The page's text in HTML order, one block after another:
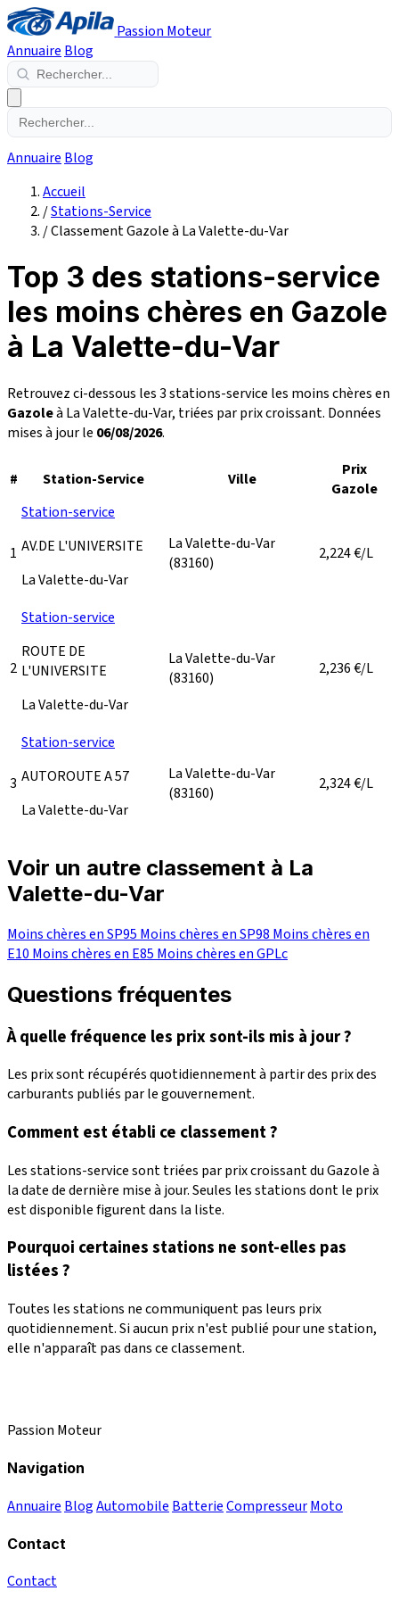
Passion Moteur
Annuaire Blog
Annuaire Blog
Accueil
/Stations-Service
/Classement Gazole à La Valette-du-Var
Top 3 des stations-service
les moins chères en Gazole
à La Valette-du-Var
Retrouvez ci-dessous les 3 stations-service les moins chères en
Gazoleà La Valette-du-Var, triées par prix croissant. Données
mises à jour le 06/08/2026.
# Station-Service Ville
Prix
Gazole
1
Station-service
AV.DE L'UNIVERSITE
La Valette-du-Var
La Valette-du-Var
(83160)
2,224€/L
2
Station-service
ROUTE DE
L'UNIVERSITE
La Valette-du-Var
La Valette-du-Var
(83160)
2,236€/L
3
Station-service
AUTOROUTE A 57
La Valette-du-Var
La Valette-du-Var
(83160)
2,324€/L
Voir un autre classement à La
Valette-du-Var
Moins chères en SP95 Moins chères en SP98 Moins chères en
E10 Moins chères en E85 Moins chères en GPLc
Questions fréquentes
À quelle fréquence les prix sont-ils mis à jour ?
Les prix sont récupérés quotidiennement à partir des prix des
carburants publiés par le gouvernement.
Comment est établi ce classement ?
Les stations-service sont triées par prix croissant du Gazole à
la date de dernière mise à jour. Seules les stations dont le prix
est disponible figurent dans la liste.
Pourquoi certaines stations ne sont-elles pas
listées ?
Toutes les stations ne communiquent pas leurs prix
quotidiennement. Si aucun prix n'est publié pour une station,
elle n'apparaît pas dans ce classement.
Passion Moteur
Navigation
Annuaire BlogAutomobile BatterieCompresseurMoto
Contact
Contact